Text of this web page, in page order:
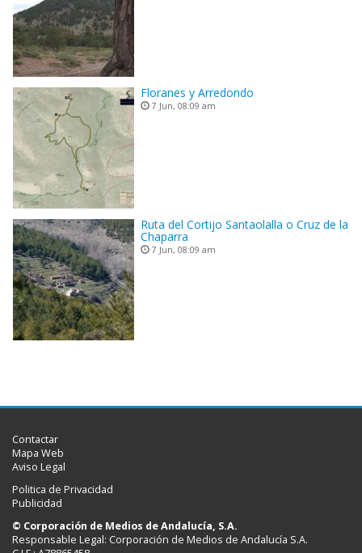
Floranes y Arredondo
7 Jun, 08:09 am
Ruta del Cortijo Santaolalla o Cruz de la
Chaparra
7 Jun, 08:09 am
Contactar
Mapa Web
Aviso Legal
Politica de Privacidad
Publicidad
© Corporación de Medios de Andalucía, S.A.
Responsable Legal: Corporación de Medios de Andalucía S.A.